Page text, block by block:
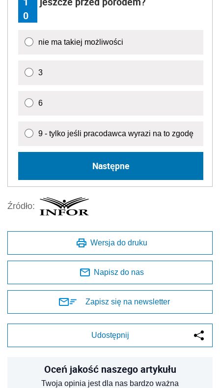
0
nie ma takiej możliwości
3
6
9 - tylko jeśli pracodawca wyrazi na to zgodę
Następne
Źródło:
Wersja do druku
Napisz do nas
Zapisz się na newsletter
Udostępnij
Oceń jakość naszego artykułu
Twoja opinia jest dla nas bardzo ważna